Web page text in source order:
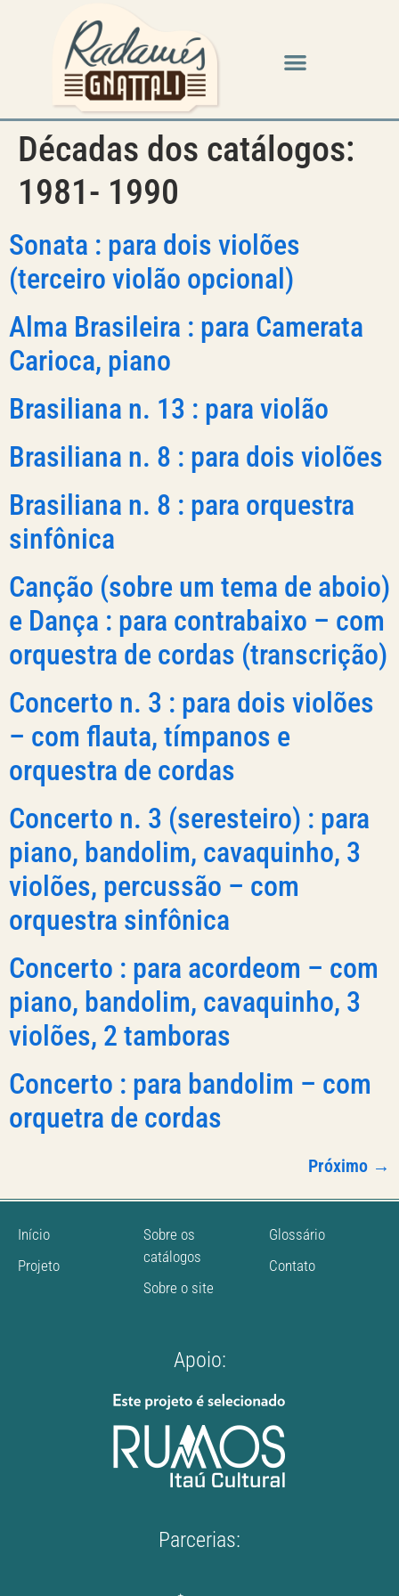
Décadas dos catálogos:
1981- 1990
Sonata : para dois violões
(terceiro violão opcional)
Alma Brasileira : para Camerata
Carioca, piano
Brasiliana n. 13 : para violão
Brasiliana n. 8 : para dois violões
Brasiliana n. 8 : para orquestra
sinfônica
Canção (sobre um tema de aboio)
e Dança : para contrabaixo – com
orquestra de cordas (transcrição)
Concerto n. 3 : para dois violões
– com flauta, tímpanos e
orquestra de cordas
Concerto n. 3 (seresteiro) : para
piano, bandolim, cavaquinho, 3
violões, percussão – com
orquestra sinfônica
Concerto : para acordeom – com
piano, bandolim, cavaquinho, 3
violões, 2 tamboras
Concerto : para bandolim – com
orquetra de cordas
Próximo →
Início
Projeto
Sobre os
catálogos
Sobre o site
Glossário
Contato
Apoio:
Parcerias: